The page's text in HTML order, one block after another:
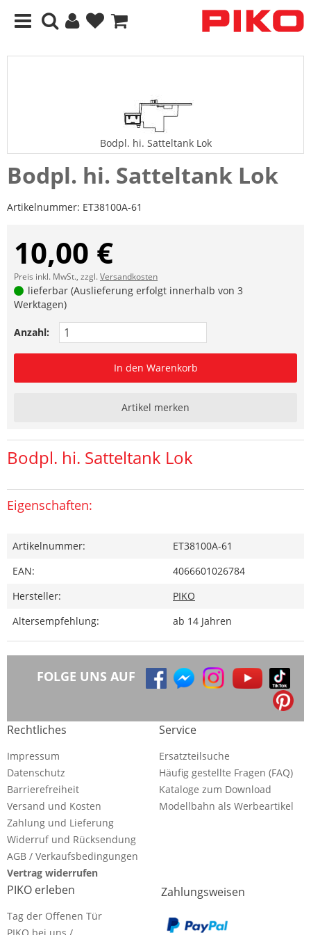
Bodpl. hi. Satteltank Lok
Bodpl. hi. Satteltank Lok
Artikelnummer: ET38100A-61
10,00 €
Preis inkl. MwSt., zzgl.Versandkosten
lieferbar (Auslieferung erfolgt innerhalb von 3
Werktagen)
Anzahl:
In den Warenkorb
Artikel merken
Bodpl. hi. Satteltank Lok
Eigenschaften:
Artikelnummer:
ET38100A-61
EAN:
4066601026784
Hersteller:
PIKO
Altersempfehlung:
ab 14 Jahren
FOLGE UNS AUF
Rechtliches
Impressum
Datenschutz
Barrierefreiheit
Versand und Kosten
Zahlung und Lieferung
Widerruf und Rücksendung
AGB / Verkaufsbedingungen
Vertrag widerrufen
Service
Ersatzteilsuche
Häufig gestellte Fragen (FAQ)
Kataloge zum Download
Modellbahn als Werbeartikel
PIKO erleben
Tag der Offenen Tür
Zahlungsweisen